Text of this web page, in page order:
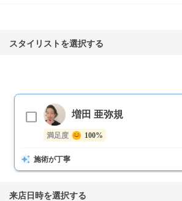
スタイリストを選択する
増田 亜弥規
満足度 100%
施術が丁寧
来店日時を選択する